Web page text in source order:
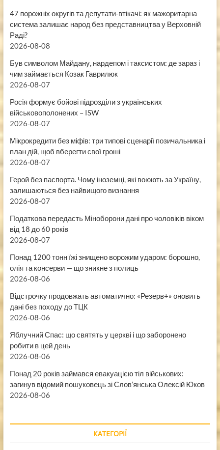
47 порожніх округів та депутати-втікачі: як мажоритарна
система залишає народ без представництва у Верховній
Раді?
2026-08-08
Був символом Майдану, нардепом і таксистом: де зараз і
чим займається Козак Гаврилюк
2026-08-07
Росія формує бойові підрозділи з українських
військовополонених – ISW
2026-08-07
Мікрокредити без міфів: три типові сценарії позичальника і
план дій, щоб вберегти свої гроші
2026-08-07
Герой без паспорта. Чому іноземці, які воюють за Україну,
залишаються без найвищого визнання
2026-08-07
Податкова передасть Міноборони дані про чоловіків віком
від 18 до 60 років
2026-08-07
Понад 1200 тонн їжі знищено ворожим ударом: борошно,
олія та консерви — що зникне з полиць
2026-08-06
Відстрочку продовжать автоматично: «Резерв+» оновить
дані без походу до ТЦК
2026-08-06
Яблучний Спас: що святять у церкві і що заборонено
робити в цей день
2026-08-06
Понад 20 років займався евакуацією тіл військових:
загинув відомий пошуковець зі Слов’янська Олексій Юков
2026-08-06
КАТЕГОРІЇ